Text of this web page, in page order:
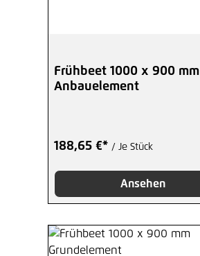
Frühbeet 1000 x 900 mm
Anbauelement
188,65 €* / Je Stück
Ansehen